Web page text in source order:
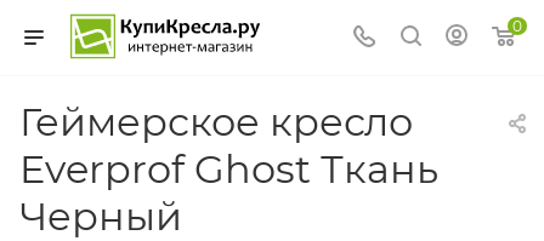
0
Геймерское кресло
Everprof Ghost Ткань
Черный